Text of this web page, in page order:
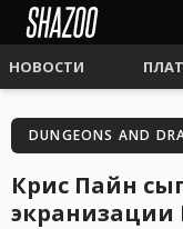
НОВОСТИ
DUNGEONS AND
Крис Пайн
экранизации